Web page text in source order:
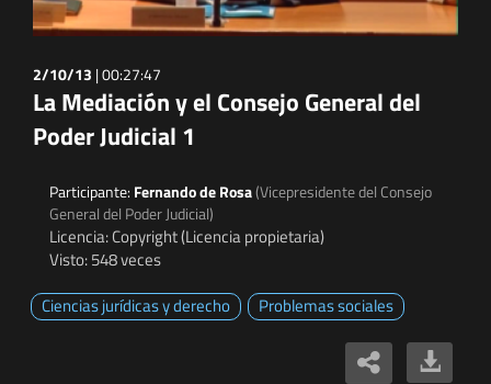
2/10/13 |00:27:47
La Mediación y el Consejo General del
Poder Judicial 1
Participante: Fernando de Rosa(Vicepresidente del Consejo
General del Poder Judicial)
Licencia: Copyright (Licencia propietaria)
Visto: 548 veces
Ciencias jurídicas y derecho
Problemas sociales